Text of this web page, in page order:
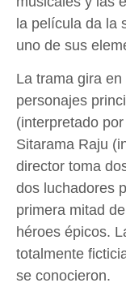
la película da la
uno de sus
La trama gira
personajes
(interpretado
Sitarama Raju
director toma
dos luchadores
primera mitad
héroes épicos.
totalmente
se conocieron.